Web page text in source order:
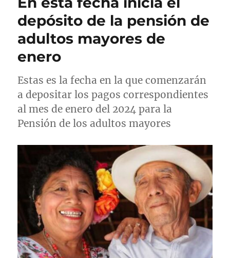
c
d
o
e
o
í
u
t
a
s
depósito de la pensión de
adultos mayores de
enero
Estas es la fecha en la que comenzarán
a depositar los pagos correspondientes
al mes de enero del 2024 para la
Pensión de los adultos mayores